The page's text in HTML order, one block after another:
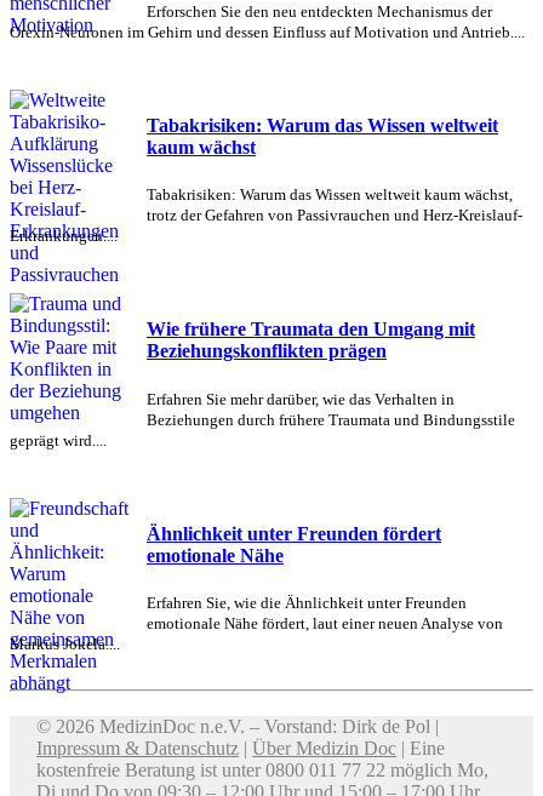
Erforschen Sie den neu entdeckten Mechanismus der
Orexin-Neuronen im Gehirn und dessen Einfluss auf Motivation und Antrieb....
Tabakrisiken: Warum das Wissen weltweit
kaum wächst
Tabakrisiken: Warum das Wissen weltweit kaum wächst,
trotz der Gefahren von Passivrauchen und Herz-Kreislauf-
Erkrankungen....
Wie frühere Traumata den Umgang mit
Beziehungskonflikten prägen
Erfahren Sie mehr darüber, wie das Verhalten in
Beziehungen durch frühere Traumata und Bindungsstile
geprägt wird....
Ähnlichkeit unter Freunden fördert
emotionale Nähe
Erfahren Sie, wie die Ähnlichkeit unter Freunden
emotionale Nähe fördert, laut einer neuen Analyse von
Markus Jokela....
© 2026 MedizinDoc n.e.V. – Vorstand: Dirk de Pol |
Impressum & Datenschutz | Über Medizin Doc | Eine
kostenfreie Beratung ist unter 0800 011 77 22 möglich Mo,